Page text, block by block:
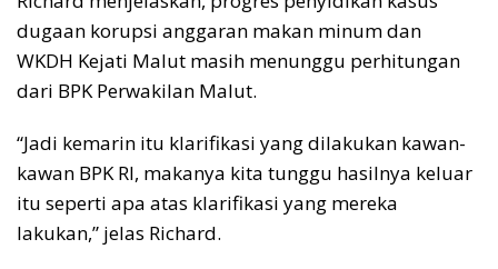
dugaan korupsi anggaran makan minum dan
WKDH Kejati Malut masih menunggu perhitungan
dari BPK Perwakilan Malut.
“Jadi kemarin itu klarifikasi yang dilakukan kawan-
kawan BPK RI, makanya kita tunggu hasilnya keluar
itu seperti apa atas klarifikasi yang mereka
lakukan,” jelas Richard.